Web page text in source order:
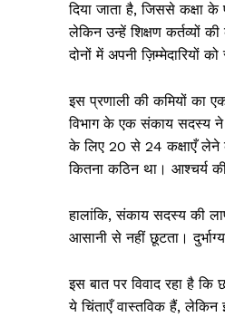
दिया जाता है, जिससे कक्षा
लेकिन उन्हें शिक्षण कर्तव्यों
दोनों में अपनी ज़िम्मेदारियों
इस प्रणाली की कमियों का
विभाग के एक संकाय सदस्य ने
के लिए 20 से 24 कक्षाएँ लेने
कितना कठिन था। आश्चर्य
हालांकि, संकाय सदस्य की
आसानी से नहीं छूटता।
इस बात पर विवाद रहा है
ये चिंताएँ वास्तविक हैं, लेकिन